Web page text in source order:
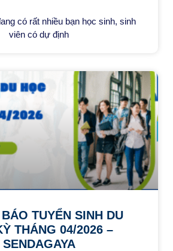
có rất nhiều bạn học sinh, sinh
viên có dự định
TUYỂN SINH DU
THÁNG 04/2026 –
SENDAGAYA